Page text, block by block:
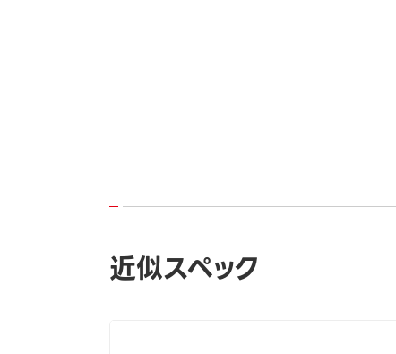
近似スペック